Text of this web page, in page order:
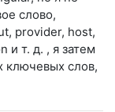
слово,
provider, host,
и т. д. , я затем
ключевых слов,